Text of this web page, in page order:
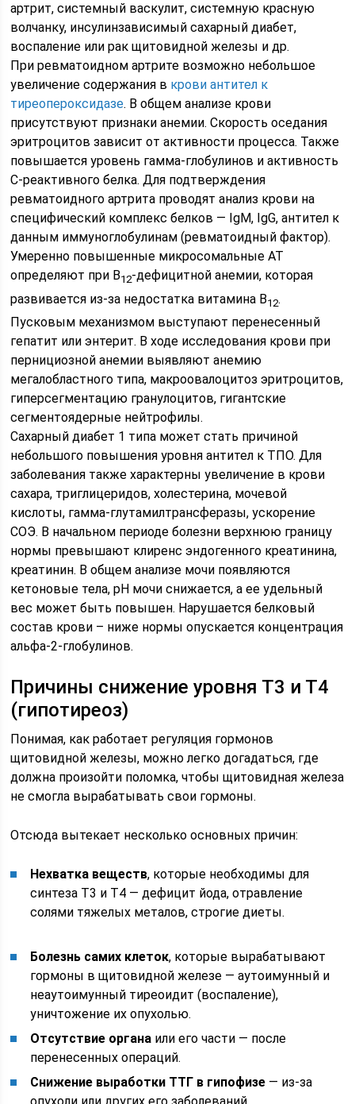
артрит, системный васкулит, системную красную
волчанку, инсулинзависимый сахарный диабет,
воспаление или рак щитовидной железы и др.
При ревматоидном артрите возможно небольшое
увеличение содержания в крови антител к
тиреопероксидазе. В общем анализе крови
присутствуют признаки анемии. Скорость оседания
эритроцитов зависит от активности процесса. Также
повышается уровень гамма-глобулинов и активность
С-реактивного белка. Для подтверждения
ревматоидного артрита проводят анализ крови на
специфический комплекс белков — IgM, IgG, антител к
данным иммуноглобулинам (ревматоидный фактор).
Умеренно повышенные микросомальные АТ
определяют при В12-дефицитной анемии, которая
развивается из-за недостатка витамина B12.
Пусковым механизмом выступают перенесенный
гепатит или энтерит. В ходе исследования крови при
пернициозной анемии выявляют анемию
мегалобластного типа, макроовалоцитоз эритроцитов,
гиперсегментацию гранулоцитов, гигантские
сегментоядерные нейтрофилы.
Сахарный диабет 1 типа может стать причиной
небольшого повышения уровня антител к ТПО. Для
заболевания также характерны увеличение в крови
сахара, триглицеридов, холестерина, мочевой
кислоты, гамма-глутамилтрансферазы, ускорение
СОЭ. В начальном периоде болезни верхнюю границу
нормы превышают клиренс эндогенного креатинина,
креатинин. В общем анализе мочи появляются
кетоновые тела, рН мочи снижается, а ее удельный
вес может быть повышен. Нарушается белковый
состав крови – ниже нормы опускается концентрация
альфа-2-глобулинов.
Причины снижение уровня Т3 и Т4
(гипотиреоз)
Понимая, как работает регуляция гормонов
щитовидной железы, можно легко догадаться, где
должна произойти поломка, чтобы щитовидная железа
не смогла вырабатывать свои гормоны.
Отсюда вытекает несколько основных причин:
Нехватка веществ, которые необходимы для
синтеза Т3 и Т4 — дефицит йода, отравление
солями тяжелых металов, строгие диеты.
Болезнь самих клеток, которые вырабатывают
гормоны в щитовидной железе — аутоимунный и
неаутоимунный тиреоидит (воспаление),
уничтожение их опухолью.
Отсутствие органа или его части — после
перенесенных операций.
Снижение выработки ТТГ в гипофизе — из-за
опухоли или других его заболеваний.